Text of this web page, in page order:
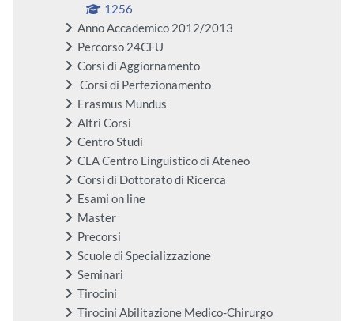
1256
Anno Accademico 2012/2013
Percorso 24CFU
Corsi di Aggiornamento
Corsi di Perfezionamento
Erasmus Mundus
Altri Corsi
Centro Studi
CLA Centro Linguistico di Ateneo
Corsi di Dottorato di Ricerca
Esami on line
Master
Precorsi
Scuole di Specializzazione
Seminari
Tirocini
Tirocini Abilitazione Medico-Chirurgo